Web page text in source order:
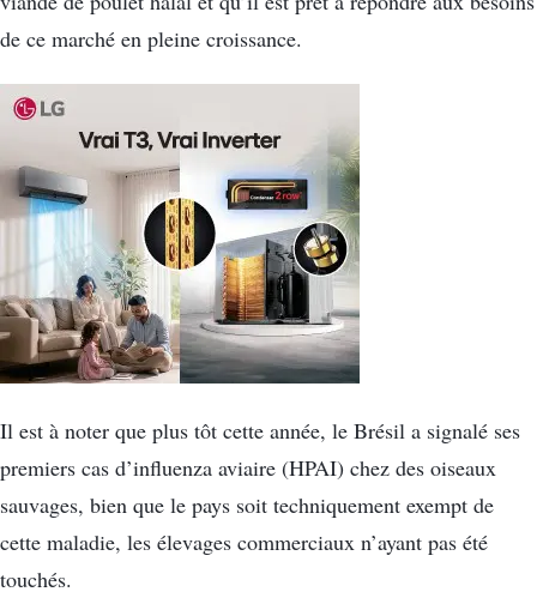
de ce marché en pleine croissance.
Il est à noter que plus tôt cette année, le Brésil a signalé ses
premiers cas d’influenza aviaire (HPAI) chez des oiseaux
sauvages, bien que le pays soit techniquement exempt de
cette maladie, les élevages commerciaux n’ayant pas été
touchés.